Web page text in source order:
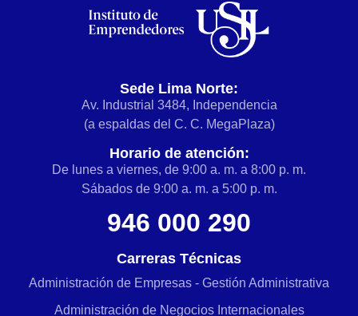
Sede Lima Norte:
Av. Industrial 3484, Independencia
(a espaldas del C. C. MegaPlaza)
Horario de atención:
De lunes a viernes, de 9:00 a. m. a 8:00 p. m.
Sábados de 9:00 a. m. a 5:00 p. m.
946 000 290
Carreras Técnicas
Administración de Empresas - Gestión Administrativa
Administración de Negocios Internacionales